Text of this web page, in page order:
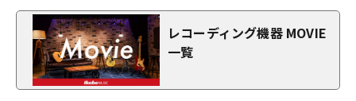
レコーディング機器 MOVIE
一覧